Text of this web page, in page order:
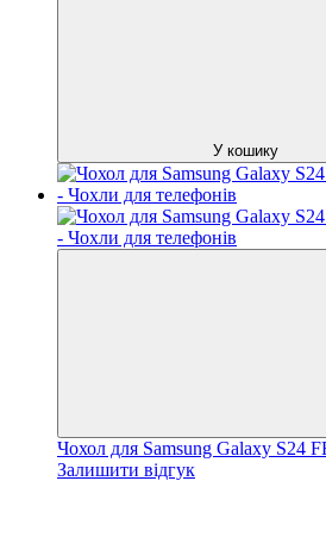
У кошику
Чохол для Samsung Galaxy S24
Залишити відгук